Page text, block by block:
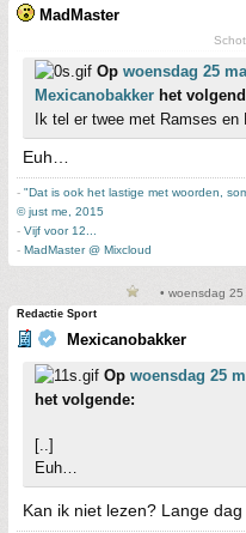
MadMaster
Op woensdag 25
Mexicanobakker het
Ik tel er twee met Ramses en
Euh…
- "Dat is ook het lastige met woorden,
© just me, 2015
- Vijf voor 12...
- MadMaster @ Mixcloud
• woensdag
Redactie Sport
Mexicanobakker
Op woensdag 25
het volgende:
[..]
Euh…
Kan ik niet lezen? Lange dag